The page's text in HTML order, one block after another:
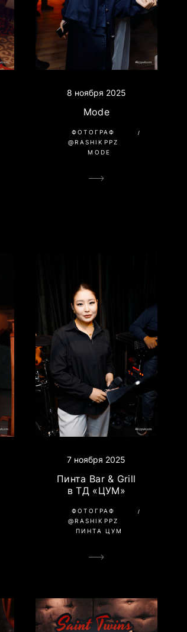
8 ноября 2025
Mode
ФОТОГРАФ
@RASHIKPPZ
MODE
7 ноября 2025
Пинта Bar & Grill
в ТД «ЦУМ»
ФОТОГРАФ
@RASHIKPPZ
ПИНТА ЦУМ